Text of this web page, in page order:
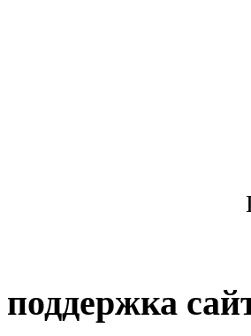
поддержка